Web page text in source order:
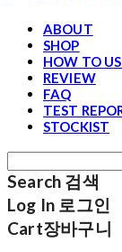
ABOUT
SHOP
HOW TO
REVIEW
FAQ
TEST
STOCKIST
Search 검색
Log In 로그인
Cart장바구니